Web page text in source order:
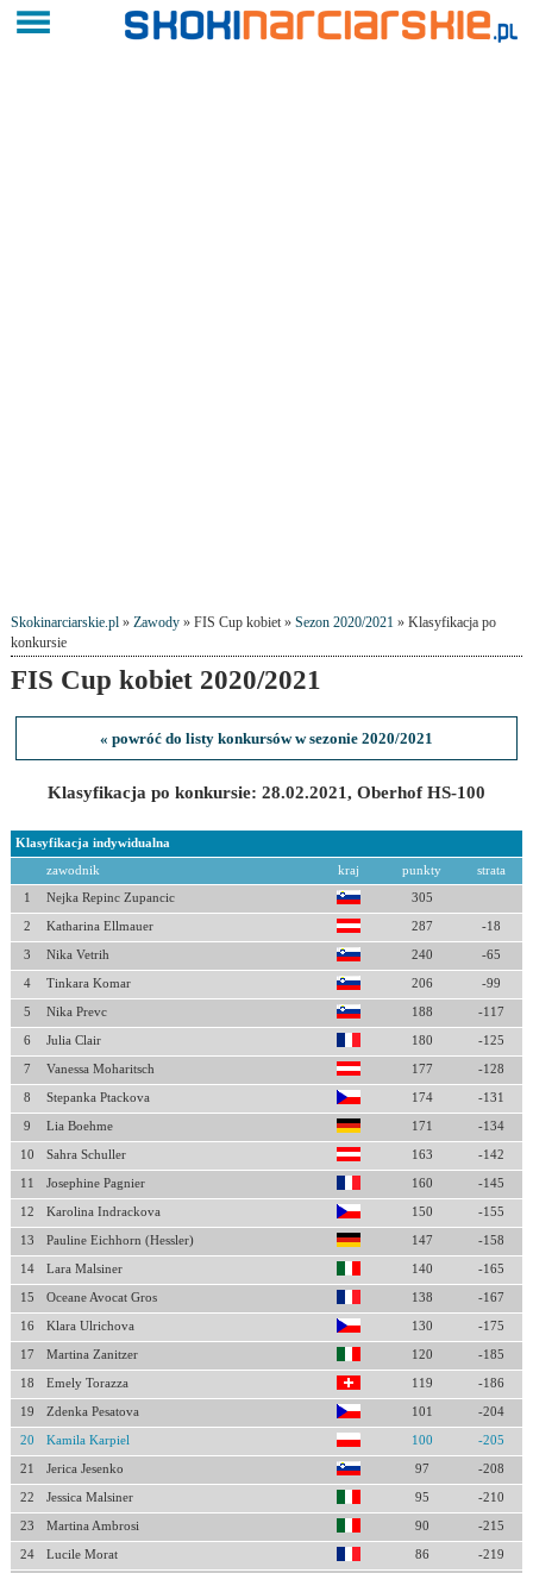
Skokinarciarskie.pl» Zawody» FIS Cup kobiet » Sezon 2020/2021» Klasyfikacja po
konkursie
FIS Cup kobiet 2020/2021
« powróć do listy konkursów w sezonie 2020/2021
Klasyfikacja po konkursie: 28.02.2021, Oberhof HS-100
Klasyfikacja indywidualna
zawodnik kraj punkty strata
1 Nejka Repinc Zupancic 305
2 Katharina Ellmauer 287 -18
3 Nika Vetrih 240 -65
4 Tinkara Komar 206 -99
5 Nika Prevc 188 -117
6 Julia Clair 180 -125
7 Vanessa Moharitsch 177 -128
8 Stepanka Ptackova 174 -131
9 Lia Boehme 171 -134
10 Sahra Schuller 163 -142
11 Josephine Pagnier 160 -145
12 Karolina Indrackova 150 -155
13 Pauline Eichhorn (Hessler) 147 -158
14 Lara Malsiner 140 -165
15 Oceane Avocat Gros 138 -167
16 Klara Ulrichova 130 -175
17 Martina Zanitzer 120 -185
18 Emely Torazza 119 -186
19 Zdenka Pesatova 101 -204
20 Kamila Karpiel 100 -205
21 Jerica Jesenko 97 -208
22 Jessica Malsiner 95 -210
23 Martina Ambrosi 90 -215
24 Lucile Morat 86 -219